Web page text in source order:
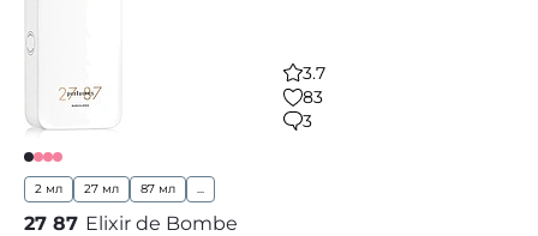
3.7
83
3
2 мл 27 мл 87 мл ...
27 87 Elixir de Bombe